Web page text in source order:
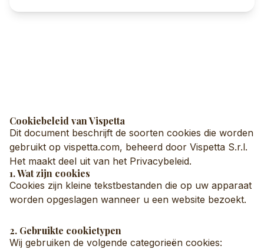
Cookiebeleid van Vispetta
Dit document beschrijft de soorten cookies die worden
gebruikt op vispetta.com, beheerd door Vispetta S.r.l.
Het maakt deel uit van het Privacybeleid.
1. Wat zijn cookies
Cookies zijn kleine tekstbestanden die op uw apparaat
worden opgeslagen wanneer u een website bezoekt.
2. Gebruikte cookietypen
Wij gebruiken de volgende categorieën cookies: